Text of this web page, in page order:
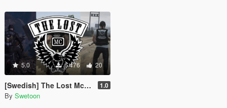
5.0 6 476 20
[Swedish] The Lost Mc Sweden [ Fivem - SP ] 1.0
By Swetoon